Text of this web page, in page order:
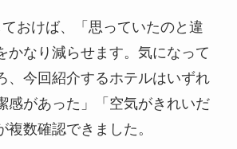
おけば、「思っていたのと違
かなり減らせます。気になって
、今回紹介するホテルはいずれ
感があった」「空気がきれいだ
複数確認できました。